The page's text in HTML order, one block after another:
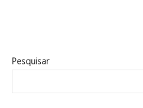
Pesquisar